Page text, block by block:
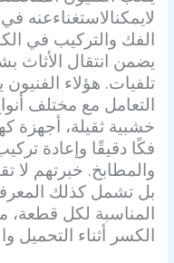
لايمكنالاستغناءعنه
الفك والتركيب في
يضمن انتقال
تلفيات. هؤلاء
التعامل مع مختلف
خشبية ثقيلة، أجهزة
فكًا دقيقًا وإعادة
والمطابخ. خبرتهم لا
بل تشمل كذلك
المناسبة لكل قطعة،
الكسر أثناء التحميل